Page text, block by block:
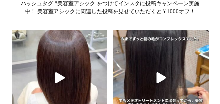
ハッシュタグ #美容室アシック をつけてインスタに投稿キャンペーン実施
中！ 美容室アシックに関連した投稿を見せていただくと￥1000オフ！
【髪質改善メテオトリートメン
SNSやYouTubeで話題のメテオト
リートメント。
髪のツヤ、諦めていません
1